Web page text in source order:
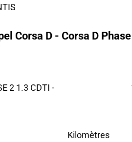
Corsa D - Corsa D
2 1.3 CDTI -
Kilomètres